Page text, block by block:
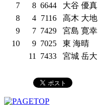
7
8 6644 大谷 優真
8
4 7116 高木 大地
9
7 7429 宮島 寛幸
10
9 7025 東 海晴
11
7433 宮城 岳大